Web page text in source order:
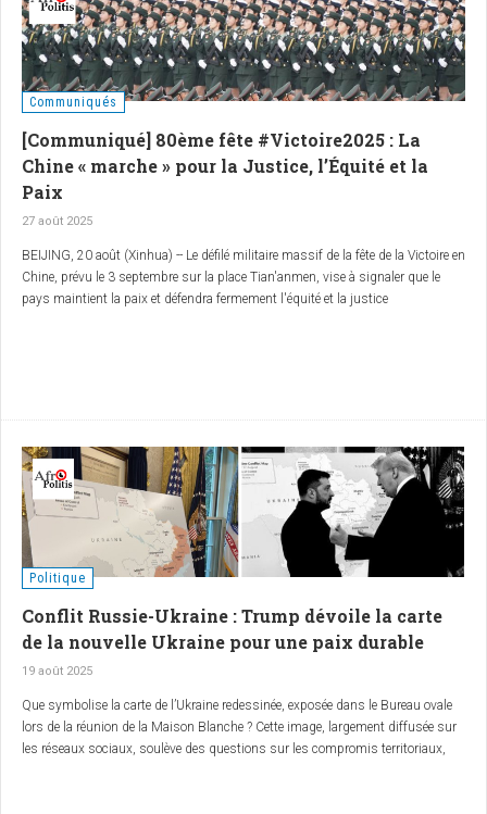
Communiqués
[Communiqué] 80ème fête #Victoire2025 : La
Chine « marche » pour la Justice, l’Équité et la
Paix
27 août 2025
BEIJING, 20 août (Xinhua) -- Le défilé militaire massif de la fête de la Victoire en
Chine, prévu le 3 septembre sur la place Tian'anmen, vise à signaler que le
pays maintient la paix et défendra fermement l'équité et la justice
Politique
Conflit Russie-Ukraine : Trump dévoile la carte
de la nouvelle Ukraine pour une paix durable
19 août 2025
Que symbolise la carte de l’Ukraine redessinée, exposée dans le Bureau ovale
lors de la réunion de la Maison Blanche ? Cette image, largement diffusée sur
les réseaux sociaux, soulève des questions sur les compromis territoriaux,